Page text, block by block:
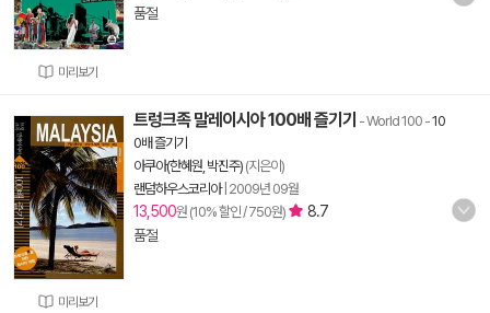
미리보기
품절
미리보기
트렁크족 말레이시아 100배 즐기기 - World 100 -10
0배 즐기기
아쿠아(한혜원, 박진주) (지은이)
랜덤하우스코리아| 2009년 09월
13,500원 (10% 할인 / 750원)
8.7
품절